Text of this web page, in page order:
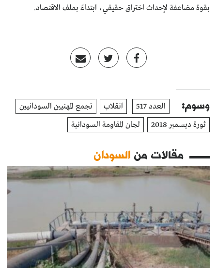
بقوة مضاعفة لإحداث اختراق حقيقي، ابتداءً بملف الاقتصاد.
وسوم: العدد 517 انقلاب
تجمع المهنيين السودانيين
ثورة ديسمبر 2018
لجان المقاومة السودانية
مقالات منالسودان